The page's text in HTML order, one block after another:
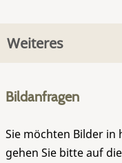
Weiteres
Bildanfragen
Sie möchten Bilder in
gehen Sie bitte auf